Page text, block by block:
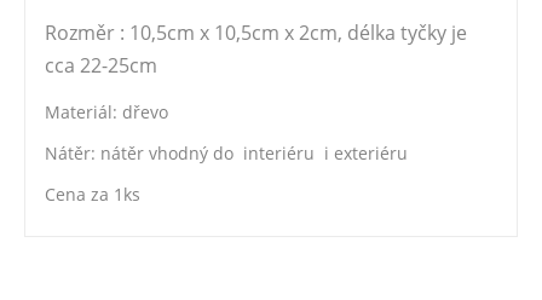
Rozměr : 10,5cm x 10,5cm x 2cm, délka tyčky je
cca 22-25cm
Materiál: dřevo
Nátěr: nátěr vhodný do interiéru i exteriéru
Cena za 1ks